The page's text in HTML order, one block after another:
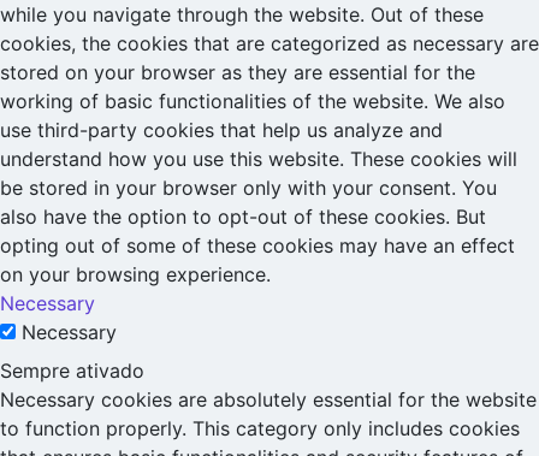
while you navigate through the website. Out of these
cookies, the cookies that are categorized as necessary are
stored on your browser as they are essential for the
working of basic functionalities of the website. We also
use third-party cookies that help us analyze and
understand how you use this website. These cookies will
be stored in your browser only with your consent. You
also have the option to opt-out of these cookies. But
opting out of some of these cookies may have an effect
on your browsing experience.
Necessary
Necessary
Sempre ativado
Necessary cookies are absolutely essential for the website
to function properly. This category only includes cookies